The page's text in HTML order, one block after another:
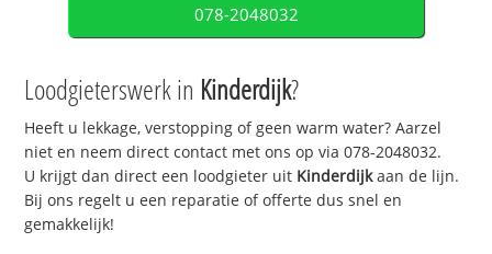
078-2048032
Loodgieterswerk in Kinderdijk?
Heeft u lekkage, verstopping of geen warm water? Aarzel
niet en neem direct contact met ons op via 078-2048032.
U krijgt dan direct een loodgieter uit Kinderdijkaan de lijn.
Bij ons regelt u een reparatie of offerte dus snel en
gemakkelijk!